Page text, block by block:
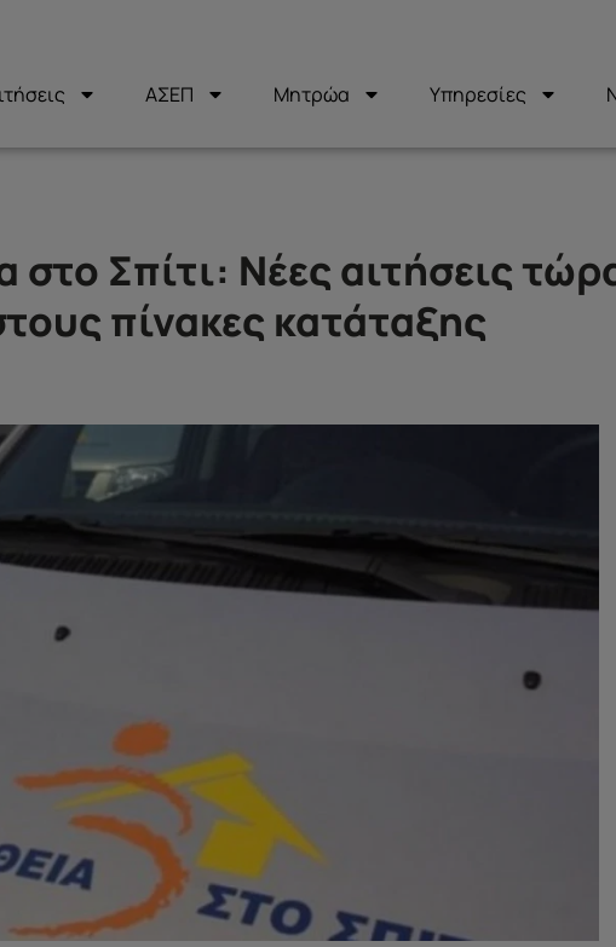
ΑΣΕΠ Μητρώα Υπηρεσίες
Σπίτι: Νέες αιτήσεις
πίνακες κατάταξης